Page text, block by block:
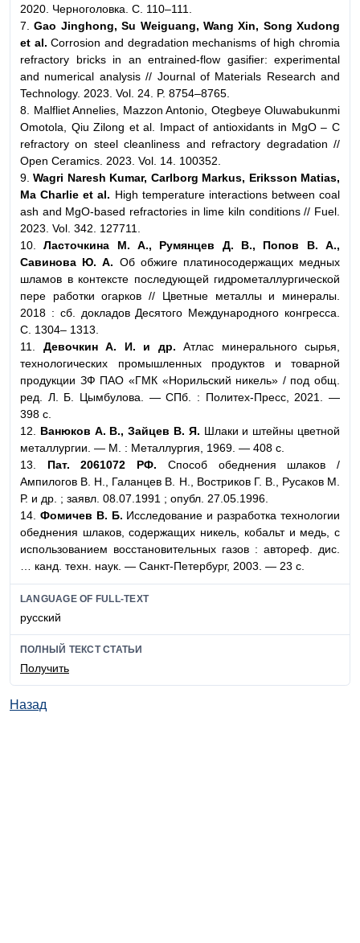
2020. Черноголовка. С. 110–111.
7.Gao Jinghong, Su Weiguang, Wang Xin, Song Xudong
et al. Corrosion and degradation mechanisms of high chromia
refractory bricks in an entrained-flow gasifier: experimental
and numerical analysis // Journal of Materials Research and
Technology. 2023. Vol. 24. P. 8754–8765.
8. Malfliet Annelies, Mazzon Antonio, Otegbeye Oluwabukunmi
Omotola, Qiu Zilong et al. Impact of antioxidants in MgO – C
refractory on steel cleanliness and refractory degradation //
Open Ceramics. 2023. Vol. 14. 100352.
9.Wagri Naresh Kumar, Carlborg Markus, Eriksson Matias,
Ma Charlie et al. High temperature interactions between coal
ash and MgO-based refractories in lime kiln conditions // Fuel.
2023. Vol. 342. 127711.
10.Ласточкина М. А., Румянцев Д. В., Попов В. А.,
Савинова Ю. А. Об обжиге платиносодержащих медных
шламов в контексте последующей гидрометаллургической
пере работки огарков // Цветные металлы и минералы.
2018 : сб. докладов Десятого Международного конгресса.
С. 1304– 1313.
11. Девочкин А. И. и др. Атлас минерального сырья,
технологических промышленных продуктов и товарной
продукции ЗФ ПАО «ГМК «Норильский никель» / под общ.
ред. Л. Б. Цымбулова. — СПб. : Политех-Пресс, 2021. —
398 с.
12. Ванюков А. В., Зайцев В. Я. Шлаки и штейны цветной
металлургии. — М. : Металлургия, 1969. — 408 с.
13. Пат. 2061072 РФ. Способ обеднения шлаков /
Ампилогов В. Н., Галанцев В. Н., Востриков Г. В., Русаков М.
Р. и др. ; заявл. 08.07.1991 ; опубл. 27.05.1996.
14. Фомичев В. Б. Исследование и разработка технологии
обеднения шлаков, содержащих никель, кобальт и медь, с
использованием восстановительных газов : автореф. дис.
… канд. техн. наук. — Санкт-Петербург, 2003. — 23 с.
LANGUAGE OF FULL-TEXT
русский
ПОЛНЫЙ ТЕКСТ СТАТЬИ
Получить
Назад